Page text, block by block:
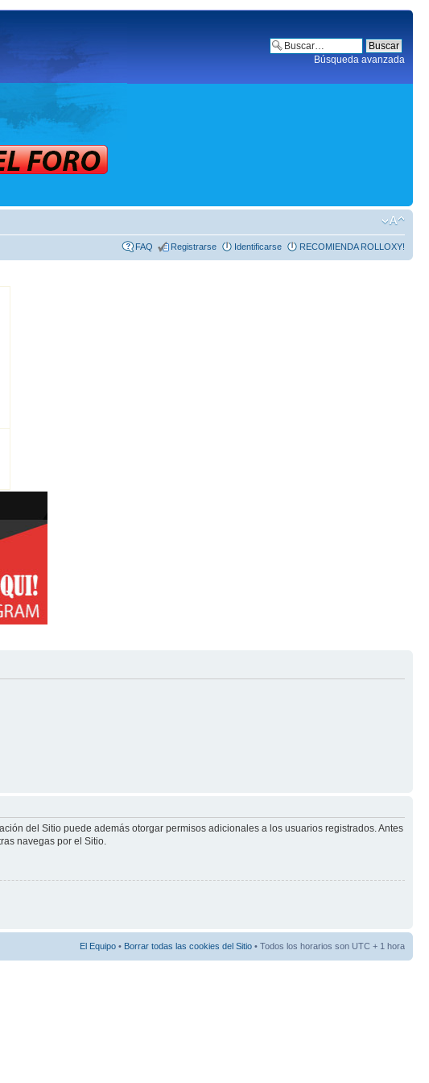
Búsqueda avanzada
FAQ Registrarse Identificarse RECOMIENDA ROLLOXY!
del Sitio puede además otorgar permisos adicionales a los usuarios registrados. Antes
navegas por el Sitio.
El Equipo • Borrar todas las cookies del Sitio • Todos los horarios son UTC + 1 hora